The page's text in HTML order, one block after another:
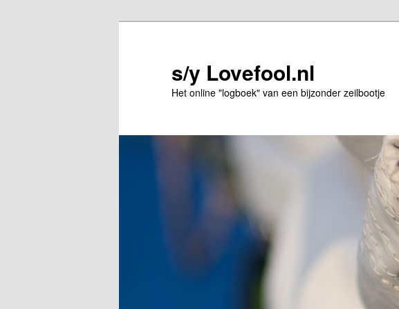
s/y Lovefool.nl
Het online "logboek" van een bijzonder zeilbootje